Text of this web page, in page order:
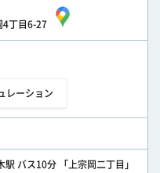
4丁目6-27
レーション
駅 バス10分 「上宗岡二丁目」